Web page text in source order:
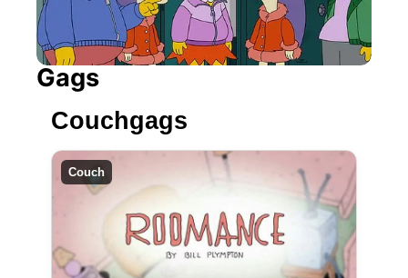
Gags
Couchgags
Couch